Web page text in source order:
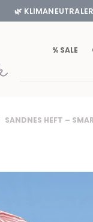
🌿
% SALE
HEFT –